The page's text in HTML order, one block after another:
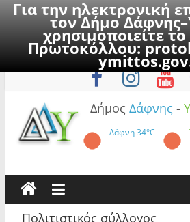
Για την ηλεκτρονική
τον Δήμο
χρησιμοποιείτε
Πρωτοκόλλου:
to
Πέμπτη, 6
Δήμος Δάφνης -
Δάφνη34°C
Πολιτιστικός σύλλογος